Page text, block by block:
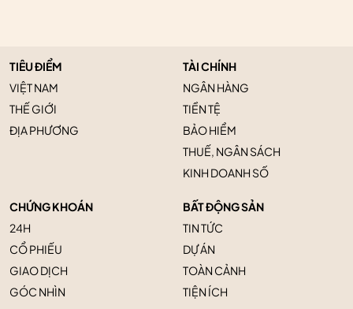
TIÊU ĐIỂM
VIỆT NAM
THẾ GIỚI
ĐỊA PHƯƠNG
TÀI CHÍNH
NGÂN HÀNG
TIỀN TỆ
BẢO HIỂM
THUẾ, NGÂN SÁCH
KINH DOANH SỐ
CHỨNG KHOÁN
24H
CỔ PHIẾU
GIAO DỊCH
GÓC NHÌN
BẤT ĐỘNG SẢN
TIN TỨC
DỰ ÁN
TOÀN CẢNH
TIỆN ÍCH